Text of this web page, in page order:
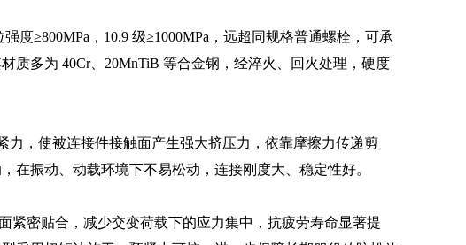
≥800MPa，10.9 级≥1000MPa，远超同规格普通螺栓，可承
质多为 40Cr、20MnTiB 等合金钢，经淬火、回火处理，硬度
，使被连接件接触面产生强大挤压力，依靠摩擦力传递剪
在振动、动载环境下不易松动，连接刚度大、稳定性好。
密贴合，减少交变荷载下的应力集中，抗疲劳寿命显著提